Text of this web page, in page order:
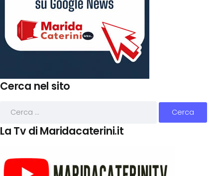
Cerca nel sito
La Tv di Maridacaterini.it